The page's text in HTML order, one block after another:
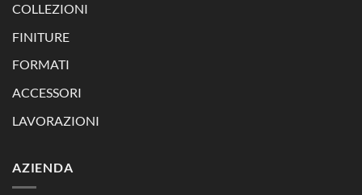
COLLEZIONI
FINITURE
FORMATI
ACCESSORI
LAVORAZIONI
AZIENDA